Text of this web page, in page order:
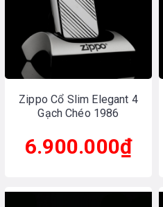
Zippo Cổ Slim Elegant 4
Gạch Chéo 1986
6.900.000₫